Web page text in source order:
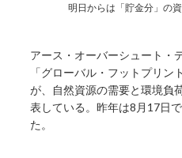
明日からは「貯金分」の
アース・オーバーシュート・
「グローバル・フットプリン
が、自然資源の需要と環境負
表している。昨年は8月17日
た。